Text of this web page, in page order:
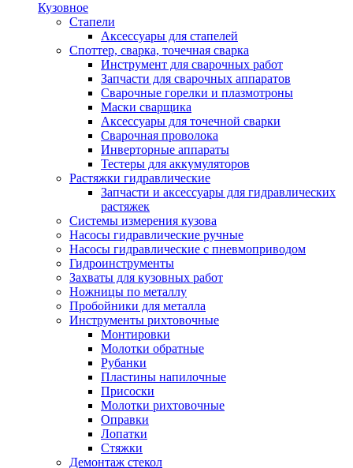
Кузовное
Стапели
Аксессуары для стапелей
Споттер, сварка, точечная сварка
Инструмент для сварочных работ
Запчасти для сварочных аппаратов
Сварочные горелки и плазмотроны
Маски сварщика
Аксессуары для точечной сварки
Сварочная проволока
Инверторные аппараты
Тестеры для аккумуляторов
Растяжки гидравлические
Запчасти и аксессуары для гидравлических
растяжек
Системы измерения кузова
Насосы гидравлические ручные
Насосы гидравлические с пневмоприводом
Гидроинструменты
Захваты для кузовных работ
Ножницы по металлу
Пробойники для металла
Инструменты рихтовочные
Монтировки
Молотки обратные
Рубанки
Пластины напилочные
Присоски
Молотки рихтовочные
Оправки
Лопатки
Стяжки
Демонтаж стекол